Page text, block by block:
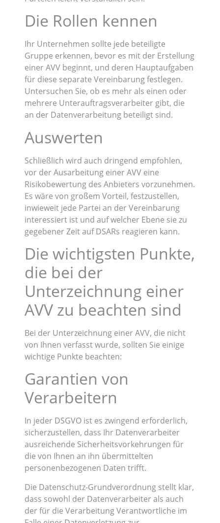
Die Rollen kennen
Ihr Unternehmen sollte jede beteiligte
Gruppe erkennen, bevor es mit der Erstellung
einer AVV beginnt, und deren Hauptaufgaben
für diese separate Vereinbarung festlegen.
Untersuchen Sie, ob es mehr als einen oder
mehrere Unterauftragsverarbeiter gibt, die
an der Datenverarbeitung beteiligt sind.
Auswerten
Schließlich wird auch dringend empfohlen,
vor der Ausarbeitung einer AVV eine
Risikobewertung des Anbieters vorzunehmen.
Es wäre von großem Vorteil, festzustellen,
inwieweit jede Partei an der Vereinbarung
interessiert ist und auf welcher Ebene sie zu
gegebener Zeit auf DSARs reagieren kann.
Die wichtigsten Punkte,
die bei der
Unterzeichnung einer
AVV zu beachten sind
Bei der Unterzeichnung einer AVV, die nicht
von Ihnen verfasst wurde, sollten Sie einige
wichtige Punkte beachten:
Garantien von
Verarbeitern
In jeder DSGVO ist es zwingend erforderlich,
sicherzustellen, dass Ihr Datenverarbeiter
ausreichende Sicherheitsvorkehrungen für
die von Ihnen an ihn übermittelten
personenbezogenen Daten trifft.
Die Datenschutz-Grundverordnung stellt klar,
dass sowohl der Datenverarbeiter als auch
der für die Verarbeitung Verantwortliche im